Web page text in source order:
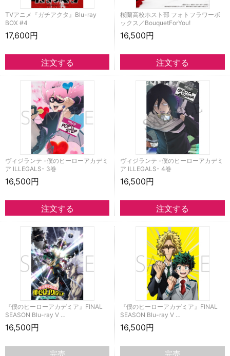
TVアニメ『ガチアクタ』Blu-ray
BOX #4
17,600円
桜蘭高校ホスト部 フォトフラワーボ
ックス／BouquetForYou!
16,500円
ヴィジランテ -僕のヒーローアカデミ
ア ILLEGALS- 3巻
16,500円
ヴィジランテ -僕のヒーローアカデミ
ア ILLEGALS- 4巻
16,500円
『僕のヒーローアカデミア』FINAL
SEASON Blu-ray V …
16,500円
完売
『僕のヒーローアカデミア』FINAL
SEASON Blu-ray V …
16,500円
完売